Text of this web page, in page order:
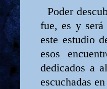
Poder
fue, es y será
este estudio
esos
dedicados a
escuchadas